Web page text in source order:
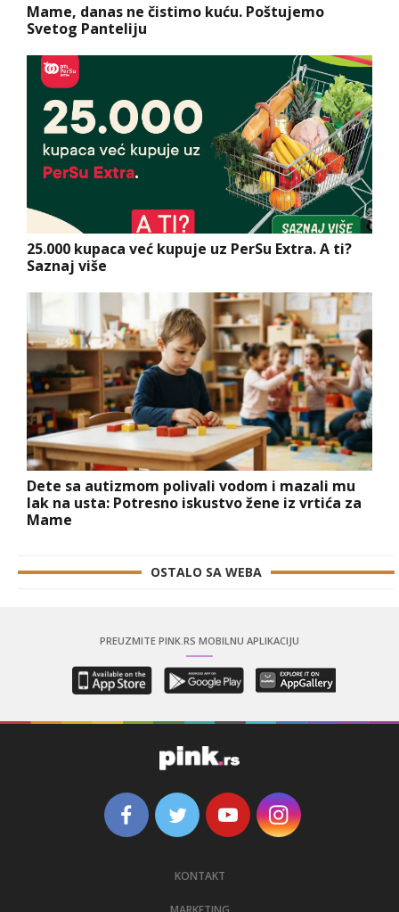
Mame, danas ne čistimo kuću. Poštujemo
Svetog Panteliju
25.000 kupaca već kupuje uz PerSu Extra. A ti?
Saznaj više
Dete sa autizmom polivali vodom i mazali mu
lak na usta: Potresno iskustvo žene iz vrtića za
Mame
OSTALO SA WEBA
PREUZMITE PINK.RS MOBILNU APLIKACIJU
KONTAKT